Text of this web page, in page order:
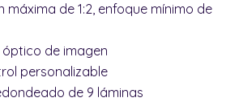
máxima de 1:2, enfoque mínimo de
de imagen
personalizable
de 9 láminas